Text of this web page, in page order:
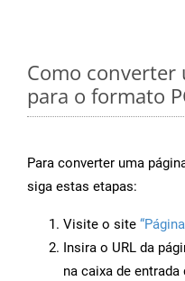
Como converter
para o formato
Para converter uma
siga estas etapas:
Visite o site
Insira o URL da
na caixa de entrada